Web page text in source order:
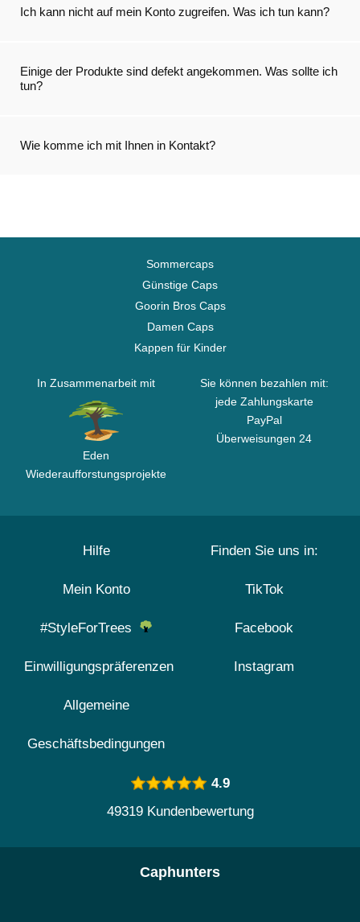
Ich kann nicht auf mein Konto zugreifen. Was ich tun kann?
Einige der Produkte sind defekt angekommen. Was sollte ich
tun?
Wie komme ich mit Ihnen in Kontakt?
Sommercaps
Günstige Caps
Goorin Bros Caps
Damen Caps
Kappen für Kinder
In Zusammenarbeit mit
Eden
Wiederaufforstungsprojekte
Sie können bezahlen mit:
jede Zahlungskarte
PayPal
Überweisungen 24
Hilfe
Mein Konto
#StyleForTrees
Einwilligungspräferenzen
Allgemeine
Geschäftsbedingungen
Finden Sie uns in:
TikTok
Facebook
Instagram
4.9
49319 Kundenbewertung
Caphunters